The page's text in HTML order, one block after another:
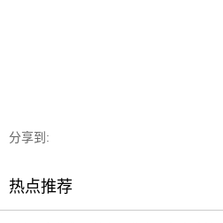
分享到:
热点推荐